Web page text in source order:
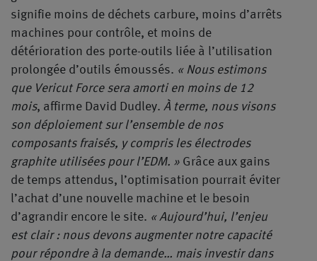
signifie moins de déchets carbure, moins d’arrêts
machines pour contrôle, et moins de
détérioration des porte-outils liée à l’utilisation
prolongée d’outils émoussés. « Nous estimons
que Vericut Force sera amorti en moins de 12
mois, affirme David Dudley. À terme, nous visons
son déploiement sur l’ensemble de nos
composants fraisés, y compris les électrodes
graphite utilisées pour l’EDM. » Grâce aux gains
de temps attendus, l’optimisation pourrait éviter
l’achat d’une nouvelle machine et le besoin
d’agrandir encore le site. « Aujourd’hui, l’enjeu
est clair : nous devons augmenter notre capacité
pour répondre à la demande… mais investir dans